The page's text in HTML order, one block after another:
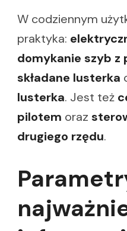
W codziennym
praktyka:
domykanie szyb z
składane lusterka
lusterka. Jest też
pilotem oraz
drugiego rzędu.